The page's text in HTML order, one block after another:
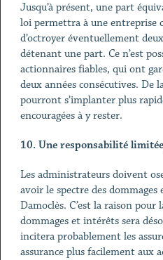
Jusqu’à présent, une part
loi permettra à une entreprise
d’octroyer éventuellement
détenant une part. Ce n’est
actionnaires fiables, qui ont
deux années consécutives. De
pourront s’implanter plus
encouragées à y rester.
10. Une responsabilité
Les administrateurs doivent
avoir le spectre des
Damoclès. C’est la raison
dommages et intérêts sera
incitera probablement les
assurance plus facilement